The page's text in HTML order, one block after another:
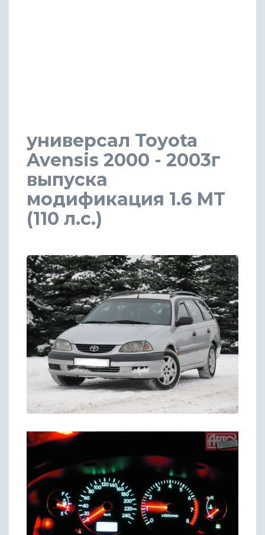
универсал Toyota
Avensis 2000 - 2003г
выпуска
модификация 1.6 MT
(110 л.с.)